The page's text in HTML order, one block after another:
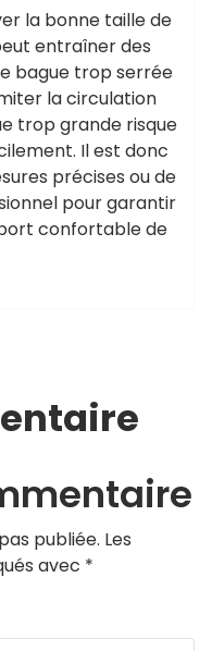
la bonne taille de
entraîner des
bague trop serrée
la circulation
trop grande risque
Il est donc
précises ou de
pour garantir
confortable de
publiée. Les
avec *